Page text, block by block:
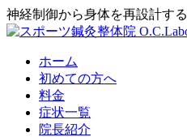
神経制御から身体を再設計する
ホーム
初めての方へ
料金
症状一覧
院長紹介